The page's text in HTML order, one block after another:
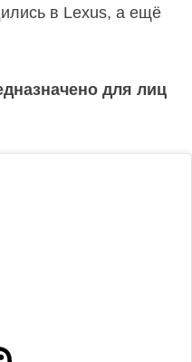
в Lexus, а ещё
для лиц